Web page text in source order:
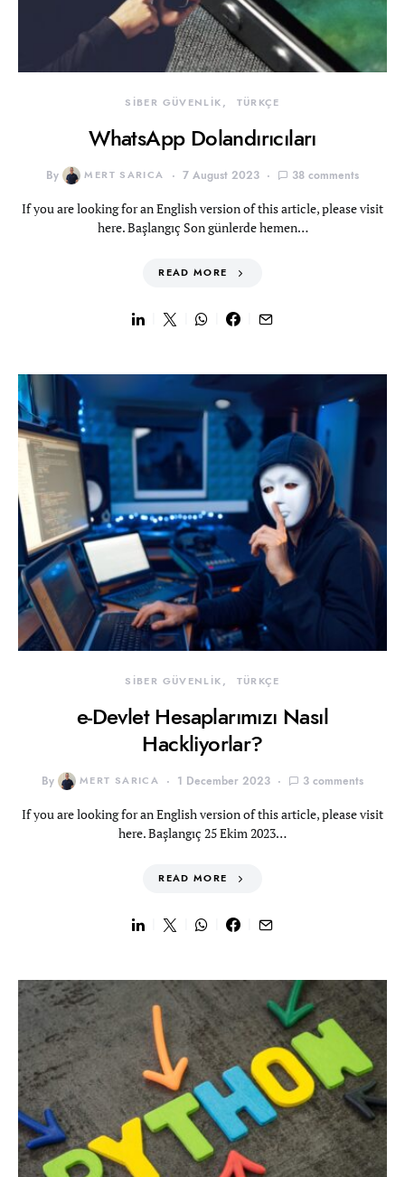
SİBER GÜVENLİK TÜRKÇE
WhatsApp Dolandırıcıları
By MERT SARICA 7 August 2023 38 comments
If you are looking for an English version of this article, please visit
here. Başlangıç Son günlerde hemen…
READ MORE
SİBER GÜVENLİK TÜRKÇE
e-Devlet Hesaplarımızı Nasıl
Hackliyorlar?
By MERT SARICA 1 December 2023 3 comments
If you are looking for an English version of this article, please visit
here. Başlangıç 25 Ekim 2023…
READ MORE